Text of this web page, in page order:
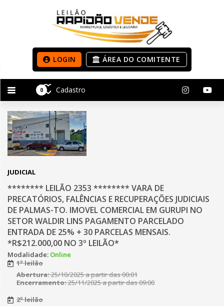
0 Cadastro
LOGIN ÁREA DO COMITENTE
JUDICIAL
******** LEILÃO 2353 ******** VARA DE
PRECATÓRIOS, FALÊNCIAS E RECUPERAÇÕES JUDICIAIS
DE PALMAS-TO. IMOVEL COMERCIAL EM GURUPI NO
SETOR WALDIR LINS PAGAMENTO PARCELADO
ENTRADA DE 25% + 30 PARCELAS MENSAIS.
*R$212.000,00 NO 3º LEILÃO*
Modalidade: Online
1º leilão
Abertura:25/10/2025 a partir das 00:01
Encerramento:25/11/2025 a partir das 09:00
2º leilão